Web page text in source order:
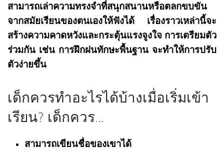
สามารถเล่าความทรงจำที่สนุกสนานหรือตลกขบขัน
จากสมัยเรียนของตนเองให้ฟังได้ เรื่องราวเหล่านี้จะ
สร้างความคาดหวังและกระตุ้นแรงจูงใจ การเตรียมตัว
ร่วมกัน เช่น การฝึกฝนทักษะพื้นฐาน จะทำให้การปรับ
ตัวง่ายขึ้น
เด็กควรทำอะไรได้บ้างเมื่อเริ่มเข้า
เรียน? เด็กควร...
สามารถเขียนชื่อของเขาได้